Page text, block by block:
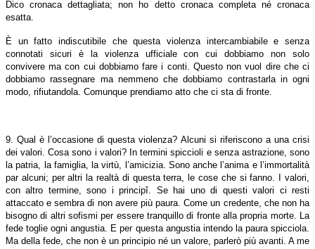
Dico cronaca dettagliata; non ho detto cronaca completa né cronaca
esatta.
È un fatto indiscutibile che questa violenza intercambiabile e senza
connotati sicuri è la violenza ufficiale con cui dobbiamo non solo
convivere ma con cui dobbiamo fare i conti. Questo non vuol dire che ci
dobbiamo rassegnare ma nemmeno che dobbiamo contrastarla in ogni
modo, rifiutandola. Comunque prendiamo atto che ci sta di fronte.
9. Qual è l’occasione di questa violenza? Alcuni si riferiscono a una crisi
dei valori. Cosa sono i valori? In termini spiccioli e senza astrazione, sono
la patria, la famiglia, la virtù, l’amicizia. Sono anche l’anima e l’immortalità
par alcuni; per altri la realtà di questa terra, le cose che si fanno. I valori,
con altro termine, sono i principî. Se hai uno di questi valori ci resti
attaccato e sembra di non avere più paura. Come un credente, che non ha
bisogno di altri sofismi per essere tranquillo di fronte alla propria morte. La
fede toglie ogni angustia. E per questa angustia intendo la paura spicciola.
Ma della fede, che non è un principio né un valore, parlerò più avanti. A me